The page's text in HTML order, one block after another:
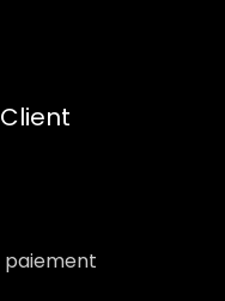
paiement